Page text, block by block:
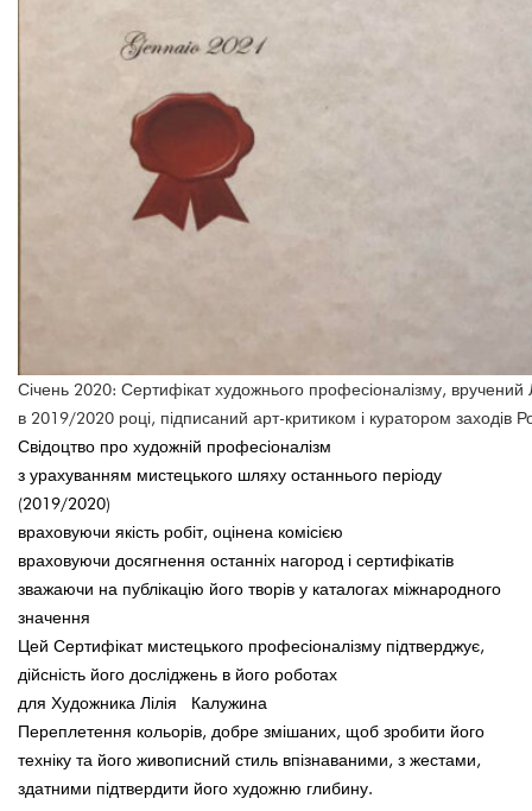
Січень 2020: Сертифікат художнього професіоналізму, вручений
в 2019/2020 році, підписаний арт-критиком і куратором заходів
Свідоцтво про художній професіоналізм
з урахуванням мистецького шляху останнього періоду
(2019/2020)
враховуючи якість робіт, оцінена комісією
враховуючи досягнення останніх нагород і сертифікатів
зважаючи на публікацію його творів у каталогах міжнародного
значення
Цей Сертифікат мистецького професіоналізму підтверджує,
дійсність його досліджень в його роботах
для Художника Лілія Калужина
Переплетення кольорів, добре змішаних, щоб зробити його
техніку та його живописний стиль впізнаваними, з жестами,
здатними підтвердити його художню глибину.